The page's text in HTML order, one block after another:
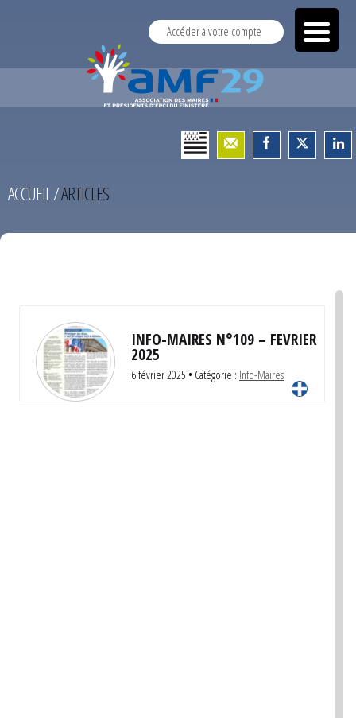
Accéder à votre compte
ACCUEIL/ARTICLES
INFO-MAIRES N°109 – FEVRIER
2025
6 février 2025 • Catégorie : Info-Maires